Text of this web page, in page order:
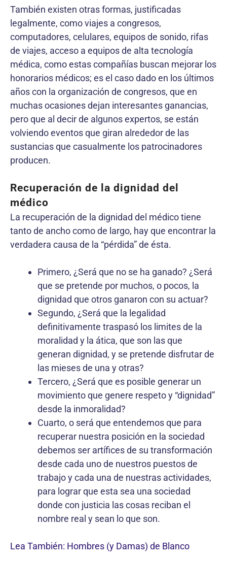
También existen otras formas, justificadas
legalmente, como viajes a congresos,
computadores, celulares, equipos de sonido, rifas
de viajes, acceso a equipos de alta tecnología
médica, como estas compañías buscan mejorar los
honorarios médicos; es el caso dado en los últimos
años con la organización de congresos, que en
muchas ocasiones dejan interesantes ganancias,
pero que al decir de algunos expertos, se están
volviendo eventos que giran alrededor de las
sustancias que casualmente los patrocinadores
producen.
Recuperación de la dignidad del
médico
La recuperación de la dignidad del médico tiene
tanto de ancho como de largo, hay que encontrar la
verdadera causa de la “pérdida” de ésta.
Primero, ¿Será que no se ha ganado? ¿Será
que se pretende por muchos, o pocos, la
dignidad que otros ganaron con su actuar?
Segundo, ¿Será que la legalidad
definitivamente traspasó los limites de la
moralidad y la ática, que son las que
generan dignidad, y se pretende disfrutar de
las mieses de una y otras?
Tercero, ¿Será que es posible generar un
movimiento que genere respeto y “dignidad”
desde la inmoralidad?
Cuarto, o será que entendemos que para
recuperar nuestra posición en la sociedad
debemos ser artífices de su transformación
desde cada uno de nuestros puestos de
trabajo y cada una de nuestras actividades,
para lograr que esta sea una sociedad
donde con justicia las cosas reciban el
nombre real y sean lo que son.
Lea También: Hombres (y Damas) de Blanco